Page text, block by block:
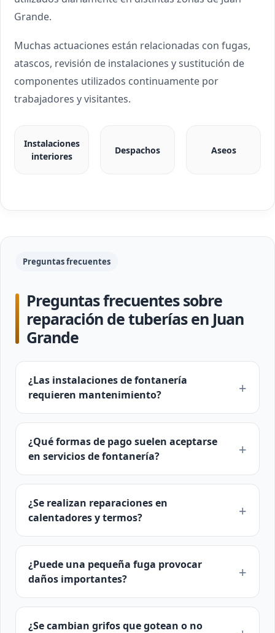
Grande.
Muchas actuaciones están relacionadas con fugas,
atascos, revisión de instalaciones y sustitución de
componentes utilizados continuamente por
trabajadores y visitantes.
Instalaciones
interiores
Despachos Aseos
Preguntas frecuentes
Preguntas frecuentes sobre
reparación de tuberías en Juan
Grande
¿Las instalaciones de fontanería
requieren mantenimiento?
¿Qué formas de pago suelen aceptarse
en servicios de fontanería?
¿Se realizan reparaciones en
calentadores y termos?
¿Puede una pequeña fuga provocar
daños importantes?
¿Se cambian grifos que gotean o no